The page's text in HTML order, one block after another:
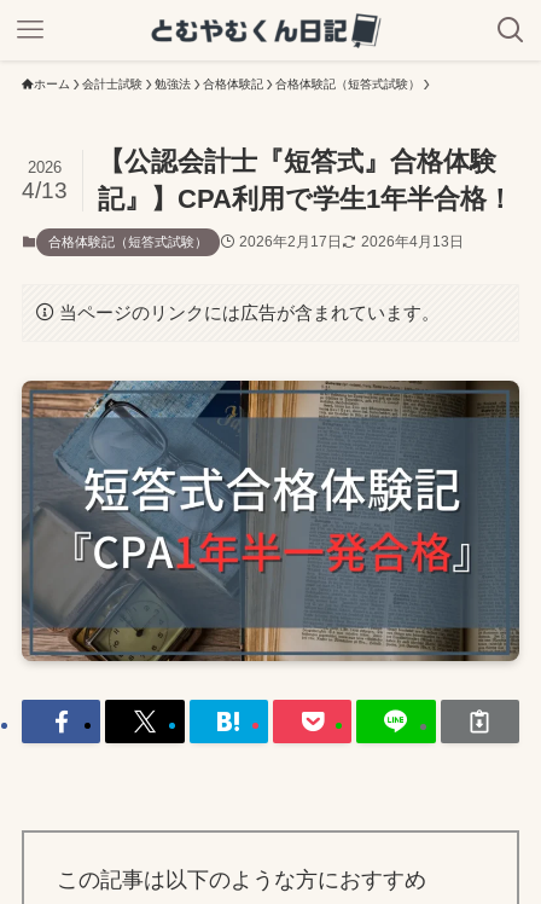
ホーム 会計士試験 勉強法 合格体験記 合格体験記（短答式試験）
【公認会計士『短答式』合格体験
記』】CPA利用で学生1年半合格！
2026
4/13
合格体験記（短答式試験） 2026年2月17日 2026年4月13日
当ページのリンクには広告が含まれています。
この記事は以下のような方におすすめ